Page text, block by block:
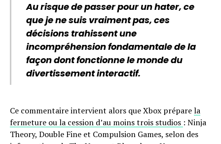
Au risque de passer pour un hater, ce
que je ne suis vraiment pas, ces
décisions trahissent une
incompréhension fondamentale de la
façon dont fonctionne le monde du
divertissement interactif.
Ce commentaire intervient alors que Xbox préparela
fermeture ou la cession d’au moins trois studios : Ninja
Theory, Double Fine et Compulsion Games, selon des